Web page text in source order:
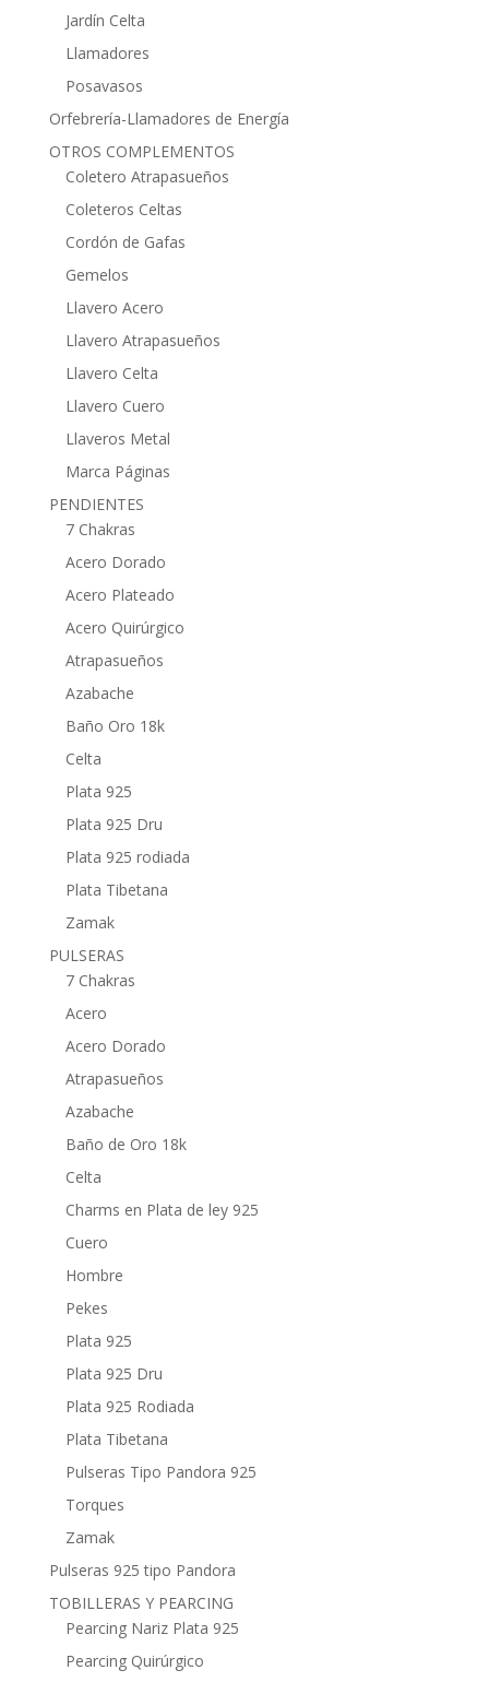
Jardín Celta
Llamadores
Posavasos
Orfebrería-Llamadores de Energía
OTROS COMPLEMENTOS
Coletero Atrapasueños
Coleteros Celtas
Cordón de Gafas
Gemelos
Llavero Acero
Llavero Atrapasueños
Llavero Celta
Llavero Cuero
Llaveros Metal
Marca Páginas
PENDIENTES
7 Chakras
Acero Dorado
Acero Plateado
Acero Quirúrgico
Atrapasueños
Azabache
Baño Oro 18k
Celta
Plata 925
Plata 925 Dru
Plata 925 rodiada
Plata Tibetana
Zamak
PULSERAS
7 Chakras
Acero
Acero Dorado
Atrapasueños
Azabache
Baño de Oro 18k
Celta
Charms en Plata de ley 925
Cuero
Hombre
Pekes
Plata 925
Plata 925 Dru
Plata 925 Rodiada
Plata Tibetana
Pulseras Tipo Pandora 925
Torques
Zamak
Pulseras 925 tipo Pandora
TOBILLERAS Y PEARCING
Pearcing Nariz Plata 925
Pearcing Quirúrgico